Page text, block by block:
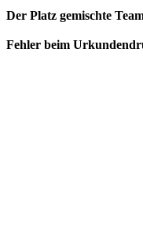
Der Platz gemischte
Fehler beim